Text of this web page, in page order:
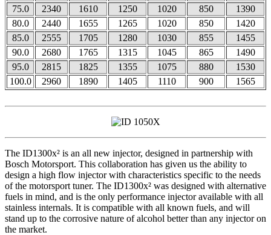
75.0
2340 1610 1250 1020 850
1390
80.0
2440 1655 1265 1020 850
1420
85.0
2555 1705 1280 1030 855
1455
90.0
2680 1765 1315 1045 865
1490
95.0
2815 1825 1355 1075 880
1530
100.0
2960 1890 1405 1110 900 1565
The ID1300x² is an all new injector, designed in partnership with
Bosch Motorsport. This collaboration has given us the ability to
design a high flow injector with characteristics specific to the needs
of the motorsport tuner. The ID1300x² was designed with alternative
fuels in mind, and is the only performance injector available with all
stainless internals. It is compatible with all known fuels, and will
stand up to the corrosive nature of alcohol better than any injector on
the market.